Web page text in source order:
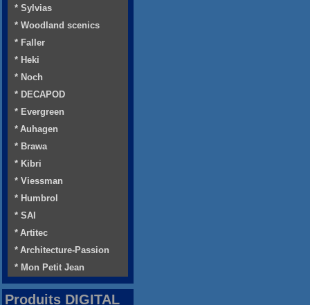
* Sylvias
* Woodland scenics
* Faller
* Heki
* Noch
* DECAPOD
* Evergreen
* Auhagen
* Brawa
* Kibri
* Viessman
* Humbrol
* SAI
* Artitec
* Architecture-Passion
* Mon Petit Jean
Produits DIGITAL